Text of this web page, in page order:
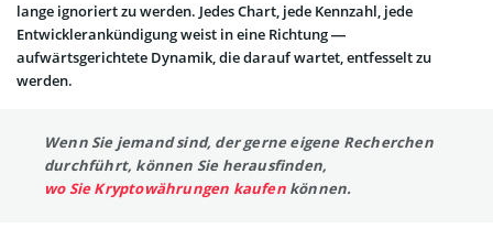
lange ignoriert zu werden. Jedes Chart, jede Kennzahl, jede
Entwicklerankündigung weist in eine Richtung —
aufwärtsgerichtete Dynamik, die darauf wartet, entfesselt zu
werden.
Wenn Sie jemand sind, der gerne eigene Recherchen
durchführt, können Sie herausfinden,
wo Sie Kryptowährungen kaufenkönnen.